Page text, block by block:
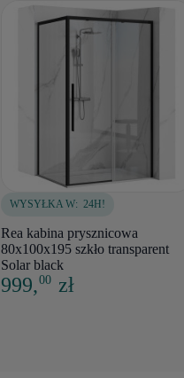
WYSYŁKA W: 24H!
Rea kabina prysznicowa
80x100x195 szkło transparent
Solar black
999,00 zł